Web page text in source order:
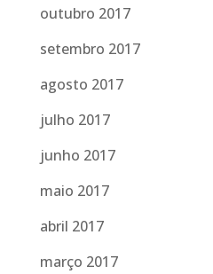
outubro 2017
setembro 2017
agosto 2017
julho 2017
junho 2017
maio 2017
abril 2017
março 2017